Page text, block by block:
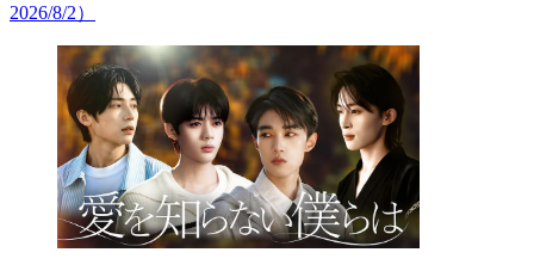
2026/8/2）